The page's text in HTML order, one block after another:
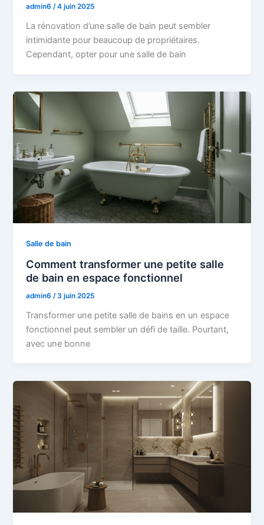
admin6/4 juin 2025
La rénovation d’une salle de bain peut sembler
intimidante pour beaucoup de propriétaires.
Cependant, opter pour une salle de bain
Salle de bain
Comment transformer une petite salle
de bain en espace fonctionnel
admin6 /3 juin 2025
Transformer une petite salle de bains en un espace
fonctionnel peut sembler un défi de taille. Pourtant,
avec une bonne